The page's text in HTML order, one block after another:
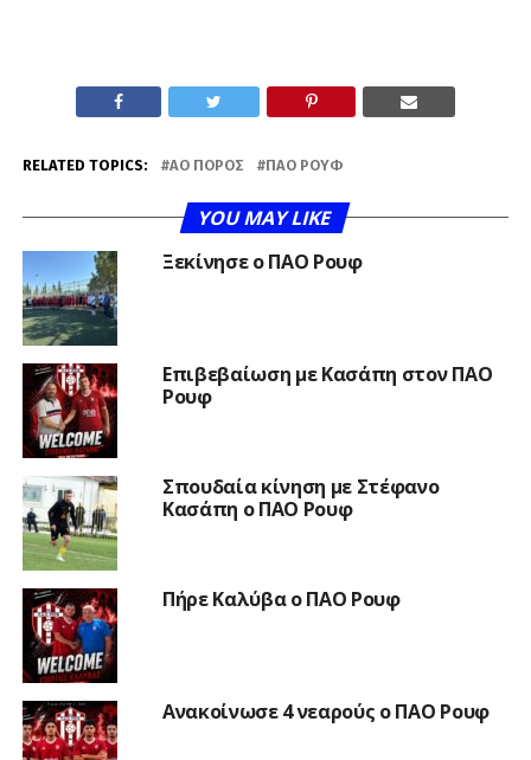
RELATED TOPICS: ΑΟ ΠΌΡΟΣ ΠΑΟ ΡΟΥΦ
YOU MAY LIKE
Ξεκίνησε ο ΠΑΟ Ρουφ
Επιβεβαίωση με Κασάπη στον ΠΑΟ
Ρουφ
Σπουδαία κίνηση με Στέφανο
Κασάπη ο ΠΑΟ Ρουφ
Πήρε Καλύβα ο ΠΑΟ Ρουφ
Ανακοίνωσε 4 νεαρούς ο ΠΑΟ Ρουφ